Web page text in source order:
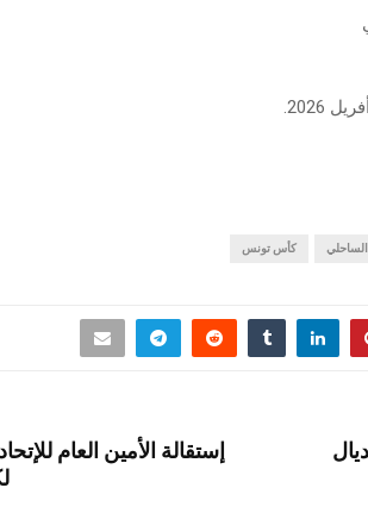
الساحلي كأس تونس
إستقالة الأمين العام